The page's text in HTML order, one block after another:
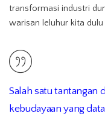
transformasi industri
warisan leluhur kita
Salah satu tantangan
kebudayaan yang